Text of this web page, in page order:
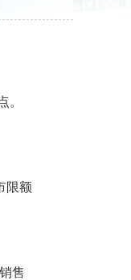
。
限额
售